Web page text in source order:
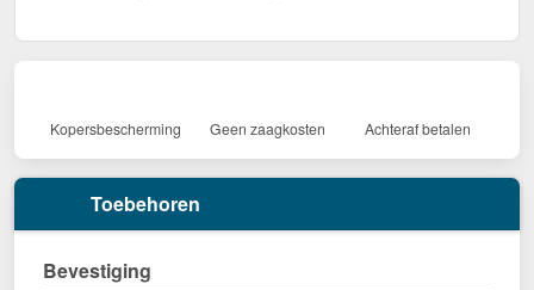
Kopersbescherming Geen zaagkosten Achteraf betalen
Toebehoren
Bevestiging